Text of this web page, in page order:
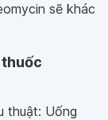
sẽ khác
thuốc
thuật: Uống